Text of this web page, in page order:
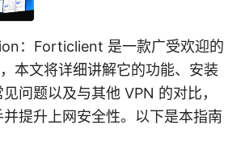
：Forticlient 是一款广受欢迎的
本文将详细讲解它的功能、安装
问题以及与其他 VPN 的对比，
提升上网安全性。以下是本指南